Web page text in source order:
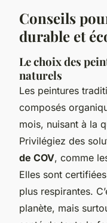
Conseils
durable et
Le choix des
naturels
Les peintures
composés
mois, nuisant à la
Privilégiez des
de COV, comme
Elles sont
plus respirantes.
planète, mais